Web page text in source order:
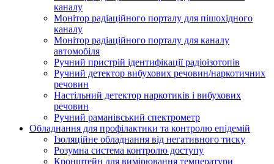
каналу
Монітор радіаційного порталу для пішохідного
каналу
Монітор радіаційного порталу для каналу
автомобіля
Ручний пристрій ідентифікації радіоізотопів
Ручний детектор вибухових речовин/наркотичних
речовин
Настільний детектор наркотиків і вибухових
речовин
Ручний раманівський спектрометр
Обладнання для профілактики та контролю епідемій
Ізоляційне обладнання від негативного тиску
Розумна система контролю доступу
Кронштейн для вимірювання температури